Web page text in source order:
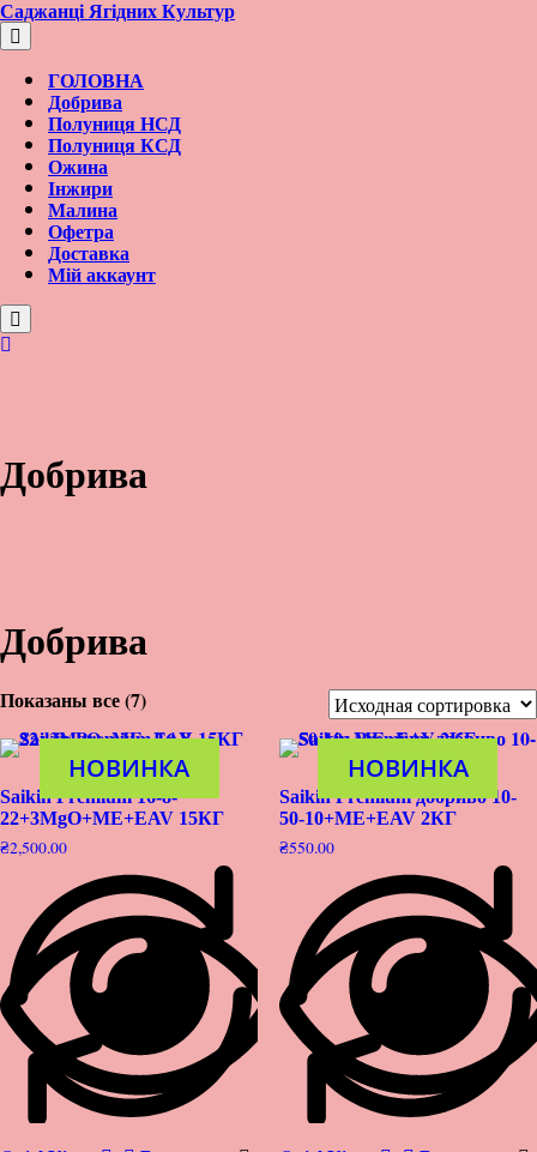
Перейти
к
содержимому
Саджанці Ягідних Культур
ГОЛОВНА
Добрива
Полуниця НСД
Полуниця КСД
Ожина
Інжири
Малина
Офетра
Доставка
Мій аккаунт
Вход/
Добрива
Добрива
Показаны все (7)
НОВИНКА
Saikin Premium 16-8-
22+3MgO+ME+EAV 15КГ
₴2,500.00
НОВИНКА
Saikin Premium добриво 10-
50-10+ME+EAV 2КГ
₴550.00